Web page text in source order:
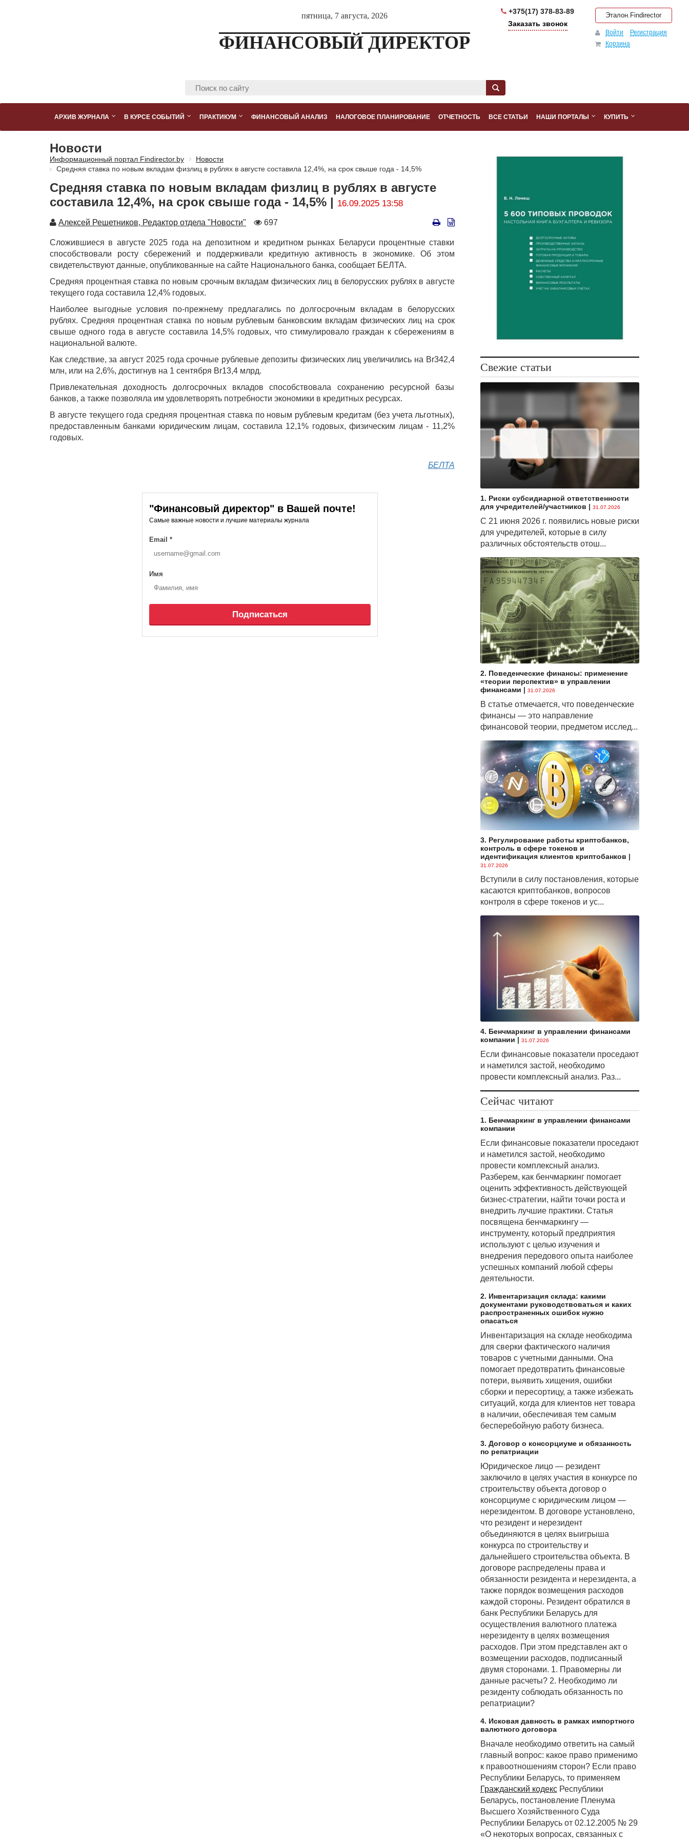
пятница, 7 августа, 2026
ФИНАНСОВЫЙ ДИРЕКТОР
+375(17) 378-83-89
Заказать звонок
Эталон.Findirector
Войти
Регистрация
Корзина
АРХИВ ЖУРНАЛА В КУРСЕ СОБЫТИЙ ПРАКТИКУМ ФИНАНСОВЫЙ АНАЛИЗ НАЛОГОВОЕ ПЛАНИРОВАНИЕ ОТЧЕТНОСТЬ ВСЕ СТАТЬИ НАШИ ПОРТАЛЫ КУПИТЬ
Новости
Информационный портал Findirector.by
Новости
Средняя ставка по новым вкладам физлиц в рублях в августе составила 12,4%, на срок свыше года - 14,5%
Средняя ставка по новым вкладам физлиц в рублях в августе
составила 12,4%, на срок свыше года - 14,5% | 16.09.2025 13:58
Автор
Алексей Решетников, Редактор отдела "Новости"
Количество
697
Сложившиеся в августе 2025 года на депозитном и кредитном рынках Беларуси процентные ставки
способствовали росту сбережений и поддерживали кредитную активность в экономике. Об этом
свидетельствуют данные, опубликованные на сайте Национального банка, сообщает БЕЛТА.
Средняя процентная ставка по новым срочным вкладам физических лиц в белорусских рублях в августе
текущего года составила 12,4% годовых.
Наиболее выгодные условия по-прежнему предлагались по долгосрочным вкладам в белорусских
рублях. Средняя процентная ставка по новым рублевым банковским вкладам физических лиц на срок
свыше одного года в августе составила 14,5% годовых, что стимулировало граждан к сбережениям в
национальной валюте.
Как следствие, за август 2025 года срочные рублевые депозиты физических лиц увеличились на Br342,4
млн, или на 2,6%, достигнув на 1 сентября Br13,4 млрд.
Привлекательная доходность долгосрочных вкладов способствовала сохранению ресурсной базы
банков, а также позволяла им удовлетворять потребности экономики в кредитных ресурсах.
В августе текущего года средняя процентная ставка по новым рублевым кредитам (без учета льготных),
предоставленным банками юридическим лицам, составила 12,1% годовых, физическим лицам - 11,2%
годовых.
БЕЛТА
"Финансовый директор" в Вашей почте!
Самые важные новости и лучшие материалы журнала
Email *
Имя
Подписаться
Свежие статьи
1. Риски субсидиарной ответственности
для учредителей/участников | 31.07.2026
С 21 июня 2026 г. появились новые риски
для учредителей, которые в силу
различных обстоятельств отош...
2. Поведенческие финансы: применение
«теории перспектив» в управлении
финансами | 31.07.2026
В статье отмечается, что поведенческие
финансы — это направление
финансовой теории, предметом исслед...
3. Регулирование работы криптобанков,
контроль в сфере токенов и
идентификация клиентов криптобанков |
31.07.2026
Вступили в силу постановления, которые
касаются криптобанков, вопросов
контроля в сфере токенов и ус...
4. Бенчмаркинг в управлении финансами
компании | 31.07.2026
Если финансовые показатели проседают
и наметился застой, необходимо
провести комплексный анализ. Раз...
Сейчас читают
1. Бенчмаркинг в управлении финансами
компании
Если финансовые показатели проседают
и наметился застой, необходимо
провести комплексный анализ.
Разберем, как бенчмаркинг помогает
оценить эффективность действующей
бизнес-стратегии, найти точки роста и
внедрить лучшие практики. Статья
посвящена бенчмаркингу —
инструменту, который предприятия
используют с целью изучения и
внедрения передового опыта наиболее
успешных компаний любой сферы
деятельности.
2. Инвентаризация склада: какими
документами руководствоваться и каких
распространенных ошибок нужно
опасаться
Инвентаризация на складе необходима
для сверки фактического наличия
товаров с учетными данными. Она
помогает предотвратить финансовые
потери, выявить хищения, ошибки
сборки и пересортицу, а также избежать
ситуаций, когда для клиентов нет товара
в наличии, обеспечивая тем самым
бесперебойную работу бизнеса.
3. Договор о консорциуме и обязанность
по репатриации
Юридическое лицо — резидент
заключило в целях участия в конкурсе по
строительству объекта договор о
консорциуме с юридическим лицом —
нерезидентом. В договоре установлено,
что резидент и нерезидент
объединяются в целях выигрыша
конкурса по строительству и
дальнейшего строительства объекта. В
договоре распределены права и
обязанности резидента и нерезидента, а
также порядок возмещения расходов
каждой стороны. Резидент обратился в
банк Республики Беларусь для
осуществления валютного платежа
нерезиденту в целях возмещения
расходов. При этом представлен акт о
возмещении расходов, подписанный
двумя сторонами. 1. Правомерны ли
данные расчеты? 2. Необходимо ли
резиденту соблюдать обязанность по
репатриации?
4. Исковая давность в рамках импортного
валютного договора
Вначале необходимо ответить на самый
главный вопрос: какое право применимо
к правоотношениям сторон? Если право
Республики Беларусь, то применяем
Гражданский кодексРеспублики
Беларусь, постановление Пленума
Высшего Хозяйственного Суда
Республики Беларусь от 02.12.2005 № 29
«О некоторых вопросах, связанных с